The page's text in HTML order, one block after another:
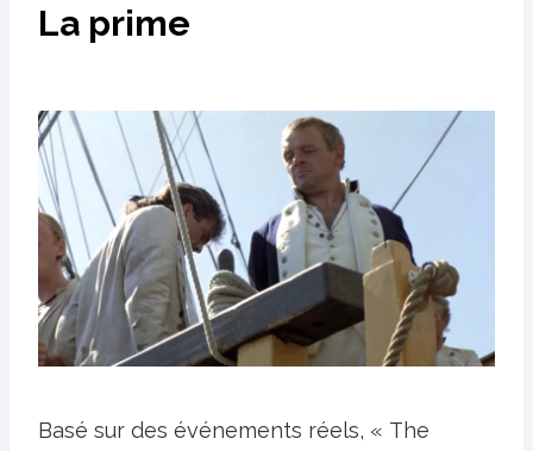
La prime
Basé sur des événements réels, « The